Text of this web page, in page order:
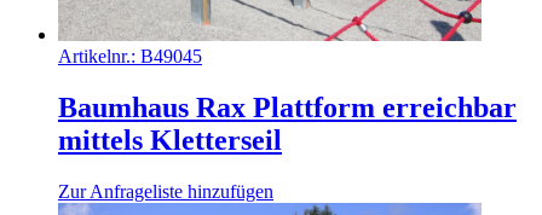
Artikelnr.: B49045
Baumhaus Rax Plattform erreichbar
mittels Kletterseil
Zur Anfrageliste hinzufügen